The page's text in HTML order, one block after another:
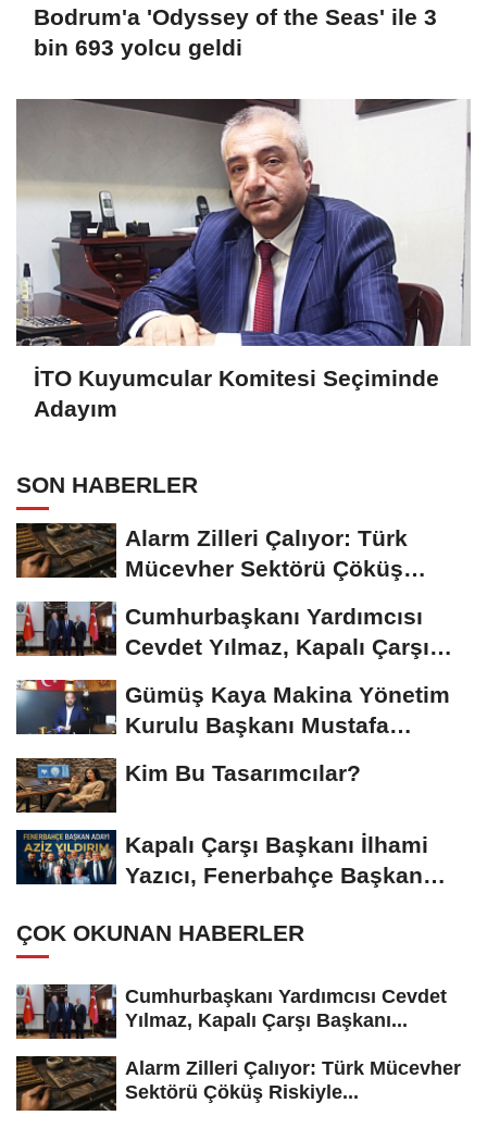
Bodrum'a 'Odyssey of the Seas' ile 3
bin 693 yolcu geldi
İTO Kuyumcular Komitesi Seçiminde
Adayım
SON HABERLER
Alarm Zilleri Çalıyor: Türk
Mücevher Sektörü Çöküş
Cumhurbaşkanı Yardımcısı
Cevdet Yılmaz, Kapalı Çarşı
Gümüş Kaya Makina Yönetim
Kurulu Başkanı Mustafa
Kim Bu Tasarımcılar?
Kapalı Çarşı Başkanı İlhami
Yazıcı, Fenerbahçe Başkan
ÇOK OKUNAN HABERLER
Cumhurbaşkanı Yardımcısı Cevdet
Yılmaz, Kapalı Çarşı Başkanı...
Alarm Zilleri Çalıyor: Türk Mücevher
Sektörü Çöküş Riskiyle...